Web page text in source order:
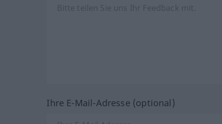
Ihre E-Mail-Adresse (optional)